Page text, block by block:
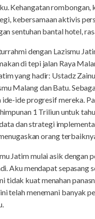
Kehangatan
kebersamaan aktivis
sentuhan bantal hotel,
dengan Lazismu
di tepi jalan Raya
yang hadir: Ustadz
Malang dan Batu.
ide progresif mereka.
1 Triliun untuk
dan strategi
orang
Jatim mulai asik
Aku mendapat sepasang
tidak kuat menahan
telah menemani banyak